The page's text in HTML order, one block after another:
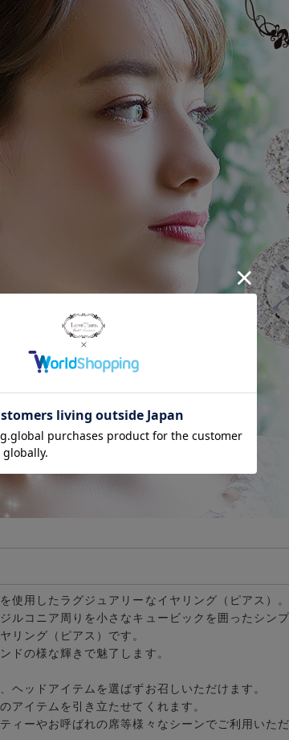
使用したラグジュアリーなイヤリング（ピアス）。
ルコニア 周りを小さなキュービックを囲ったシン
リング （ ピアス ）です。
ドの様な輝きで魅了します。
ヘッドアイテムを選ばずお召しいただけます。
アイテムを引き立たせてくれます。
ィーやお呼ばれの席等様々なシーンでご利用いただ